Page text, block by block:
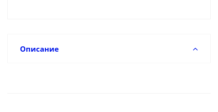
Описание